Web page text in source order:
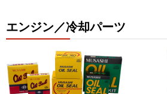
エンジン／冷却パーツ